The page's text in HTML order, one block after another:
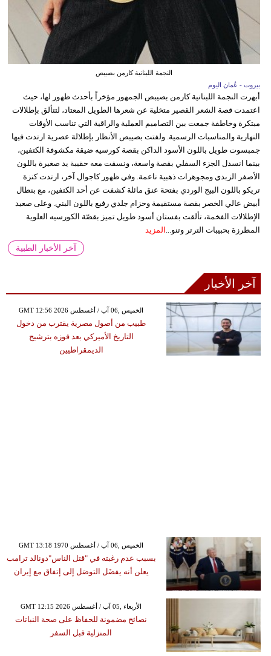
النجمة اللبنانية كارمن بصيبص
بيروت - عُمان اليوم
أبهرت النجمة اللبنانية كارمن بصيبص الجمهور مؤخراً بأحدث ظهور لها، حيث
اعتمدت قصة الشعر القصير متخلية عن شعرها الطويل المعتاد، لتتألق بإطلالات
مبتكرة وخاطفة جمعت بين التصاميم العملية والراقية التي تناسب الأوقات
النهارية والمناسبات الرسمية. ولفتت بصيبص الأنظار بإطلالة عصرية ارتدت فيها
جمبسوت طويل باللون الأسود الداكن بقصة كورسيه ضيقة مكشوفة الكتفين،
بينما انسدل الجزء السفلي بقصة واسعة، ونسقت معه حقيبة يد صغيرة باللون
الأصفر الزبدي ومجوهرات ذهبية ناعمة. وفي ظهور كاجوال آخر، ارتدت كنزة
تريكو باللون البيج الوردي بفتحة عنق مائلة كشفت عن أحد الكتفين، مع بنطال
أبيض عالي الخصر بقصة مستقيمة وحزام جلدي رفيع باللون البني. وعلى صعيد
الإطلالات الفخمة، تألقت بفستان أسود طويل تميز بقصّة الكورسيه العلوية
المطرزة بحبيبات الترتر وتنو... المزيد
آخر الأخبار الطبية
آخر الأخبار
GMT 12:56 2026 الخميس ,06 آب / أغسطس
طبيب من أصول مصرية يقترب من دخول
التاريخ الأميركي بعد فوزه بترشيح
الديمقراطيين
GMT 13:18 1970 الخميس ,06 آب / أغسطس
بسبب عدم رغبته في "قتل الناس"دونالد ترامب
يعلن أنه يفضَل التوصَل إلى إتفاق مع إيران
GMT 12:15 2026 الأربعاء ,05 آب / أغسطس
نصائح مضمونة للحفاظ على صحة النباتات
المنزلية قبل السفر